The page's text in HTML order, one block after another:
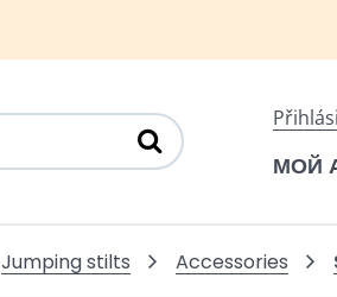
МОЙ
Jumping stilts Accessories